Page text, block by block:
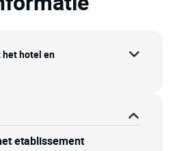
hotel en
etablissement